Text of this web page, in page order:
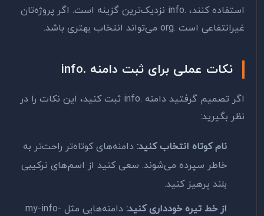
استفاده کنند، .info نزدیک‌ترین گزینه است. اگر پروژه‌تان
غیرانتفاعی است .org می‌تواند انتخاب بهتری باشد.
نکات عملی برای ثبت دامنه .info
اگر تصمیم گرفتید دامنه .info ثبت کنید، این نکات را در
نظر بگیرید:
نام کوتاه انتخاب کنید:دامنه‌های کوتاه‌تر راحت‌تر به
خاطر سپرده می‌شوند. سعی کنید از اسم‌های ترکیبی
بلند پرهیز کنید.
از خط تیره خودداری کنید:
دامنه‌هایی مثل my-info-